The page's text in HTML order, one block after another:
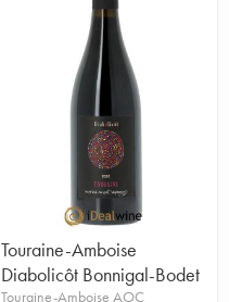
Touraine-Amboise
Diabolicôt Bonnigal-Bodet
Touraine-Amboise AOC